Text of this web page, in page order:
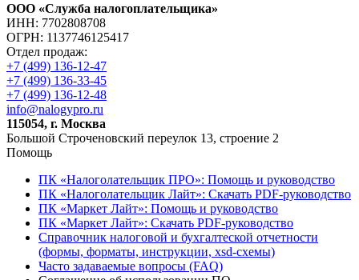
ООО «Служба налогоплательщика»
ИНН: 7702808708
ОГРН: 1137746125417
Отдел продаж:
+7 (499) 136-12-47
+7 (499) 136-33-45
+7 (499) 136-12-48
info@nalogypro.ru
115054, г. Москва
Большой Строченовский переулок 13, строение 2
Помощь
ПК «Налоголательщик ПРО»: Помощь и руководство
ПК «Налоголательщик Лайт»: Скачать PDF-руководство
ПК «Маркет Лайт»: Помощь и руководство
ПК «Маркет Лайт»: Скачать PDF-руководство
Справочник налоговой и бухгалтеской отчетности
(формы, форматы, инструкции, xsd-схемы)
Часто задаваемые вопросы (FAQ)